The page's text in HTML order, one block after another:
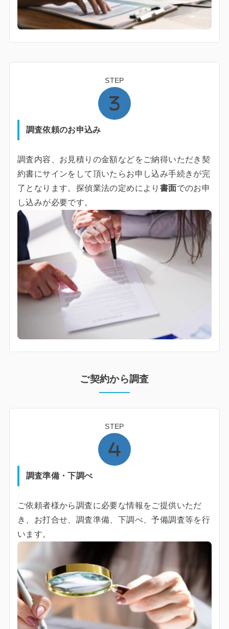
STEP
調査依頼のお申込み
調査内容、お見積りの金額などをご納得いただき契
約書にサインをして頂いたらお申し込み手続きが完
了となります。探偵業法の定めにより 書面でのお申
し込みが必要です。
ご契約から調査
STEP
調査準備・下調べ
ご依頼者様から調査に必要な情報をご提供いただ
き、お打合せ、調査準備、下調べ、予備調査等を行
います。